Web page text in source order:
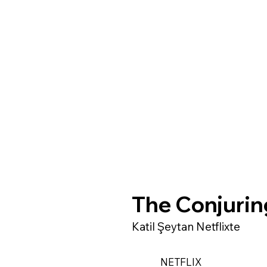
The
Katil Şeytan Netflixte
NETFLIX